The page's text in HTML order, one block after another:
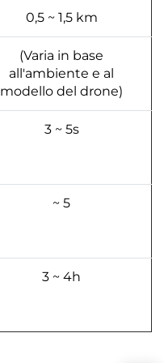
0,5 ~ 1,5 km
(Varia in base
all'ambiente e al
modello del drone)
3 ~ 5s
~ 5
3 ~ 4h